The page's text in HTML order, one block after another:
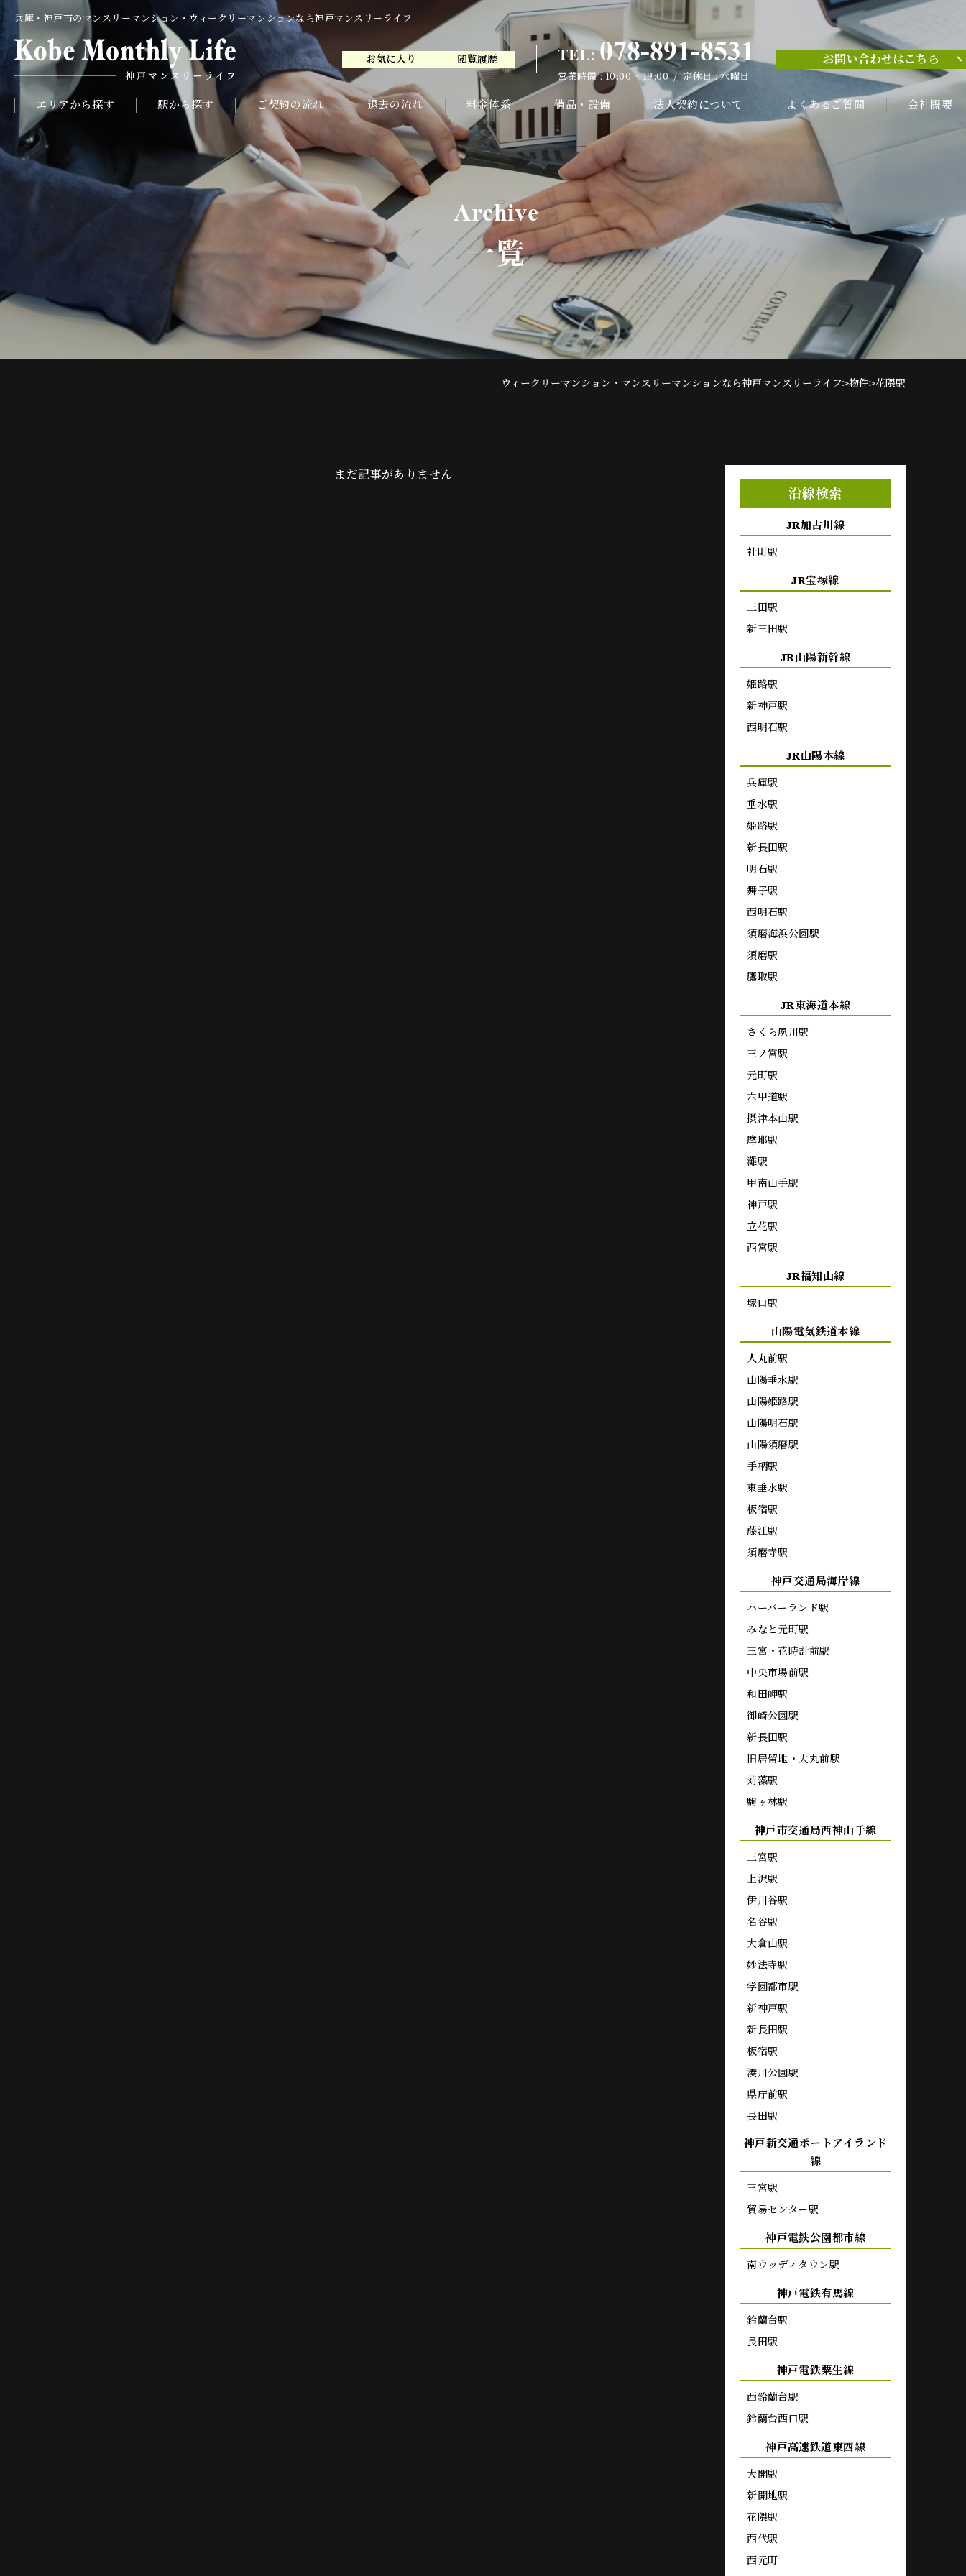
兵庫・神戸市のマンスリーマンション・ウィークリーマンションなら神戸マンスリーライフ
お気に入り 閲覧履歴 TEL:078-891-8531
営業時間 : 10:00 ~ 19:00 / 定休日 : 水曜日
お問い合わせはこちら
エリアから探す 駅から探す ご契約の流れ 退去の流れ 料金体系 備品・設備 法人契約について よくあるご質問 会社概要
お気に入り TEL:078-891-8531
営業時間 : 10:00 ~ 19:00 / 定休日 : 水曜日
お問い合わせはこちら
Archive
一覧
ウィークリーマンション・マンスリーマンションなら神戸マンスリーライフ>物件>花隈駅
まだ記事がありません
沿線検索
JR加古川線
社町駅
JR宝塚線
三田駅
新三田駅
JR山陽新幹線
姫路駅
新神戸駅
西明石駅
JR山陽本線
兵庫駅
垂水駅
姫路駅
新長田駅
明石駅
舞子駅
西明石駅
須磨海浜公園駅
須磨駅
鷹取駅
JR東海道本線
さくら夙川駅
三ノ宮駅
元町駅
六甲道駅
摂津本山駅
摩耶駅
灘駅
甲南山手駅
神戸駅
立花駅
西宮駅
JR福知山線
塚口駅
山陽電気鉄道本線
人丸前駅
山陽垂水駅
山陽姫路駅
山陽明石駅
山陽須磨駅
手柄駅
東垂水駅
板宿駅
藤江駅
須磨寺駅
神戸交通局海岸線
ハーバーランド駅
みなと元町駅
三宮・花時計前駅
中央市場前駅
和田岬駅
御崎公園駅
新長田駅
旧居留地・大丸前駅
苅藻駅
駒ヶ林駅
神戸市交通局西神山手線
三宮駅
上沢駅
伊川谷駅
名谷駅
大倉山駅
妙法寺駅
学園都市駅
新神戸駅
新長田駅
板宿駅
湊川公園駅
県庁前駅
長田駅
神戸新交通ポートアイランド
線
三宮駅
貿易センター駅
神戸電鉄公園都市線
南ウッディタウン駅
神戸電鉄有馬線
鈴蘭台駅
長田駅
神戸電鉄粟生線
西鈴蘭台駅
鈴蘭台西口駅
神戸高速鉄道東西線
大開駅
新開地駅
花隈駅
西代駅
西元町